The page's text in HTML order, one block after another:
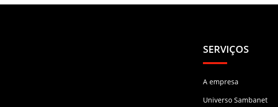
SERVIÇOS
A empresa
Universo Sambanet